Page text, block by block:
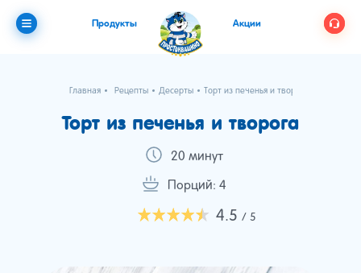
Продукты Акции
Главная Рецепты Десерты Торт из печенья и творога
Торт из печенья и творога
20 минут
Порций: 4
4.5 / 5